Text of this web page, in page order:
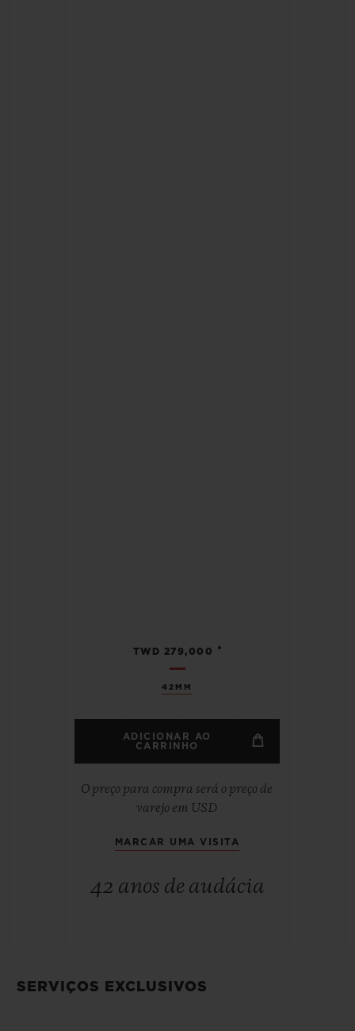
42MM
TWD 279,000 •
ADICIONAR AO
CARRINHO
O preço para compra será o preço de
varejo em USD
MARCAR UMA VISITA
42 anos de audácia
SERVIÇOS EXCLUSIVOS